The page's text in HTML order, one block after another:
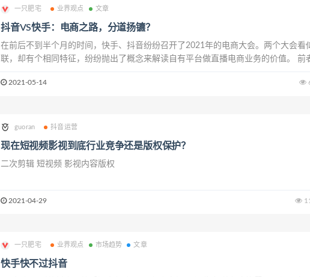
一只肥宅 业界观点 文章
抖音VS快手：电商之路，分道扬镳？
在前后不到半个月的时间，快手、抖音纷纷召开了2021年的电商大会。两个大会看
联，却有个相同特征，纷纷抛出了概念来解读自有平台做直播电商业务的价值。 前
临，快手电商希望通过极致信任关系的打造，来重构1...
2021-05-14
guoran 抖音运营
现在短视频影视到底行业竞争还是版权保护？
二次剪辑 短视频 影视内容版权
2021-04-29
一只肥宅 业界观点 市场趋势 文章
快手快不过抖音